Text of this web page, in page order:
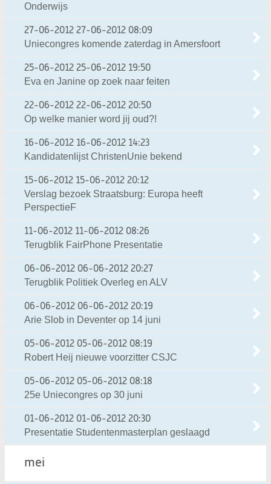
Onderwijs
27-06-2012 27-06-2012 08:09
Uniecongres komende zaterdag in Amersfoort
25-06-2012 25-06-2012 19:50
Eva en Janine op zoek naar feiten
22-06-2012 22-06-2012 20:50
Op welke manier word jij oud?!
16-06-2012 16-06-2012 14:23
Kandidatenlijst ChristenUnie bekend
15-06-2012 15-06-2012 20:12
Verslag bezoek Straatsburg: Europa heeft
PerspectieF
11-06-2012 11-06-2012 08:26
Terugblik FairPhone Presentatie
06-06-2012 06-06-2012 20:27
Terugblik Politiek Overleg en ALV
06-06-2012 06-06-2012 20:19
Arie Slob in Deventer op 14 juni
05-06-2012 05-06-2012 08:19
Robert Heij nieuwe voorzitter CSJC
05-06-2012 05-06-2012 08:18
25e Uniecongres op 30 juni
01-06-2012 01-06-2012 20:30
Presentatie Studentenmasterplan geslaagd
mei